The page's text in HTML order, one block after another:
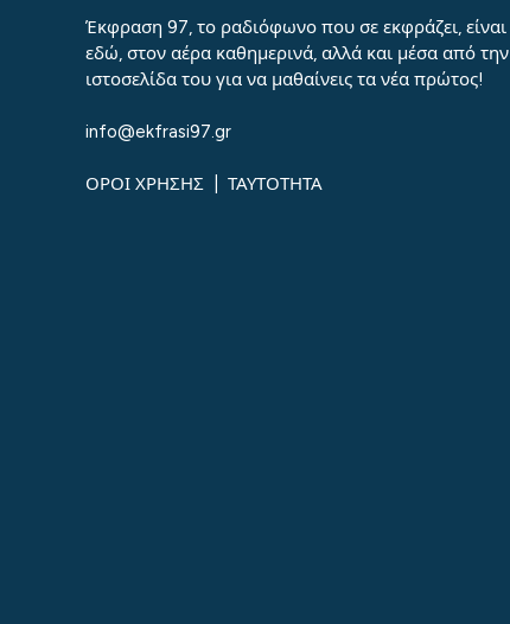
Έκφραση 97, το ραδιόφωνο που σε εκφράζει, είναι
εδώ, στον αέρα καθημερινά, αλλά και μέσα από την
ιστοσελίδα του για να μαθαίνεις τα νέα πρώτος!
info@ekfrasi97.gr
ΟΡΟΙ ΧΡΗΣΗΣ ΤΑΥΤΟΤΗΤΑ